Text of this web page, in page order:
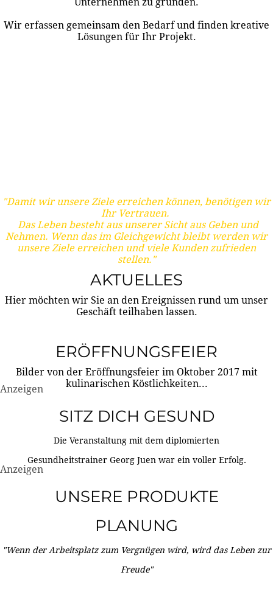
Wir erfassen gemeinsam den Bedarf und finden kreative
Lösungen für Ihr Projekt.
"Damit wir unsere Ziele erreichen können, benötigen wir
Ihr Vertrauen.
Das Leben besteht aus unserer Sicht aus Geben und
Nehmen. Wenn das im Gleichgewicht bleibt werden wir
unsere Ziele erreichen und viele Kunden zufrieden
stellen."
AKTUELLES
Hier möchten wir Sie an den Ereignissen rund um unser
Geschäft teilhaben lassen.
ERÖFFNUNGSFEIER
Bilder von der Eröffnungsfeier im Oktober 2017 mit
kulinarischen Köstlichkeiten...
Anzeigen
SITZ DICH GESUND
Die Veranstaltung mit dem diplomierten
Gesundheitstrainer Georg Juen war ein voller Erfolg.
Anzeigen
UNSERE PRODUKTE
PLANUNG
"Wenn der Arbeitsplatz zum Vergnügen wird, wird das Leben zur
Freude"